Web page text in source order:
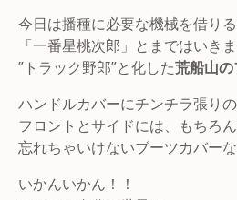
今日は播種に必要な機械を借りる
「一番星桃次郎」とまではいき
”トラック野郎”と化した荒船山の
ハンドルカバーにチンチラ張りの
フロントとサイドには、もちろん
忘れちゃいけないブーツカバー
いかんいかん！！